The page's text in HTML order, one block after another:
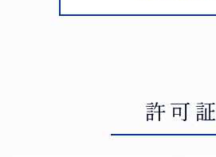
許可証